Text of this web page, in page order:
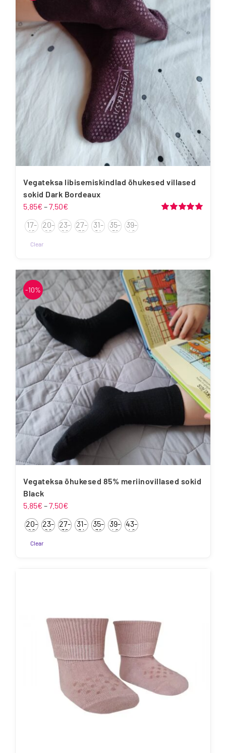
varianti.
Valikuid
saab
teha
tootelehel.
Vegateksa libisemiskindlad õhukesed villased
sokid Dark Bordeaux
5.85€ –7.50€
5.85€
kuni
17-
19
20-
22
23-
26
27-
30
31-
34
35-
38
39-
42
Clear
tootel
on
mitu
varianti.
Valikuid
saab
teha
tootelehel.
-10%
Vegateksa õhukesed 85% meriinovillased sokid
Black
5.85€ –7.50€
5.85€
kuni
20-
22
23-
26
27-
30
31-
34
35-
38
39-
42
43-
46
Clear
Valikuid
tootelehel.